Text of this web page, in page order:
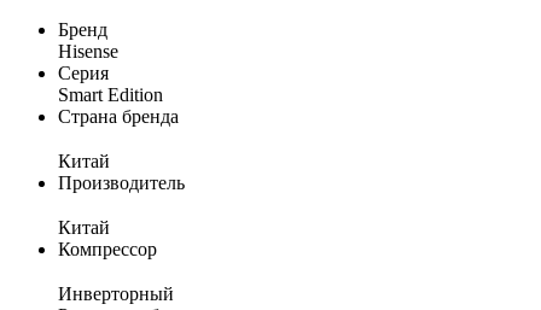
Бренд
Hisense
Серия
Smart Edition
Страна бренда
Китай
Производитель
Китай
Компрессор
Инверторный